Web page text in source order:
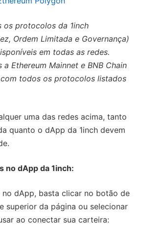
os protocolos da 1inch
Ordem Limitada e Governança)
em todas as redes.
a Ethereum Mainnet e BNB Chain
todos os protocolos listados
uma das redes acima, tanto
quanto o dApp da 1inch devem
no dApp da 1inch:
no dApp, basta clicar no botão de
superior da página ou selecionar
ao conectar sua carteira: